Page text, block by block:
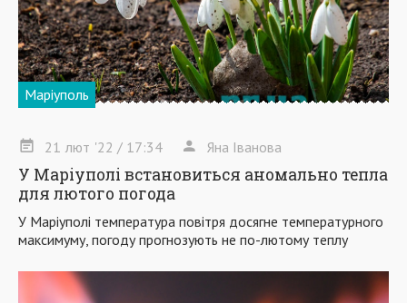
Маріуполь
21 лют '22 / 17:34 Яна Іванова
У Маріуполі встановиться аномально тепла
для лютого погода
У Маріуполі температура повітря досягне температурного
максимуму, погоду прогнозують не по-лютому теплу